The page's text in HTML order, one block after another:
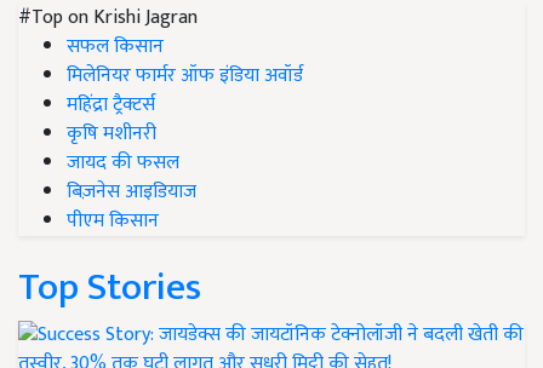
#Top on Krishi Jagran
सफल किसान
मिलेनियर फार्मर ऑफ इंडिया अवॉर्ड
महिंद्रा ट्रैक्टर्स
कृषि मशीनरी
जायद की फसल
बिज़नेस आइडियाज
पीएम किसान
Top Stories